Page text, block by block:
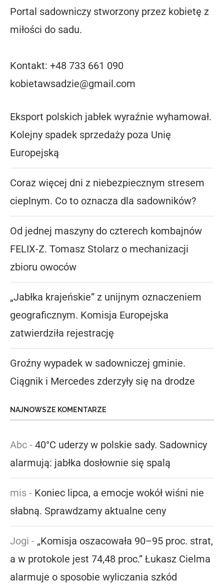
Portal sadowniczy stworzony przez kobietę z
miłości do sadu.
Kontakt: +48 733 661 090
kobietawsadzie@gmail.com
Eksport polskich jabłek wyraźnie wyhamował.
Kolejny spadek sprzedaży poza Unię
Europejską
Coraz więcej dni z niebezpiecznym stresem
cieplnym. Co to oznacza dla sadowników?
Od jednej maszyny do czterech kombajnów
FELIX-Z. Tomasz Stolarz o mechanizacji
zbioru owoców
„Jabłka krajeńskie” z unijnym oznaczeniem
geograficznym. Komisja Europejska
zatwierdziła rejestrację
Groźny wypadek w sadowniczej gminie.
Ciągnik i Mercedes zderzyły się na drodze
NAJNOWSZE KOMENTARZE
Abc - 40°C uderzy w polskie sady. Sadownicy
alarmują: jabłka dosłownie się spalą
mis - Koniec lipca, a emocje wokół wiśni nie
słabną. Sprawdzamy aktualne ceny
Jogi - „Komisja oszacowała 90–95 proc. strat,
a w protokole jest 74,48 proc.” Łukasz Cielma
alarmuje o sposobie wyliczania szkód